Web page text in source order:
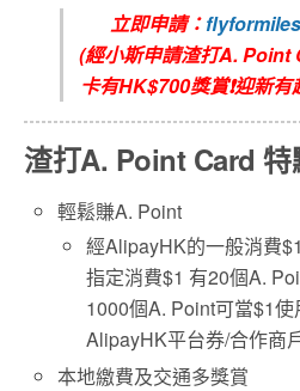
立即申請：
(經小斯申請渣打A. Point
卡有HK$700獎賞❗迎新有
渣打A. Point Card 特
輕鬆賺A. Point
經AlipayHK的一般消費
指定消費$1 有20個A.
1000個A. Point可當$1
AlipayHK平台券/合作商
本地繳費及交通多獎賞